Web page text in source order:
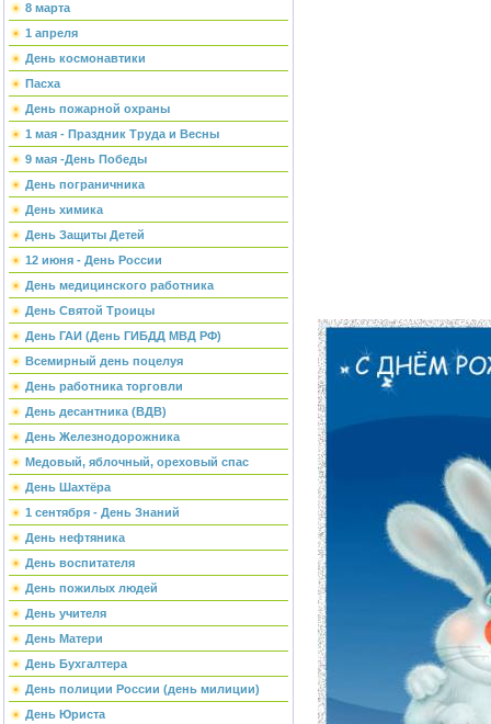
8 марта
1 апреля
День космонавтики
Пасха
День пожарной охраны
1 мая - Праздник Труда и Весны
9 мая -День Победы
День пограничника
День химика
День Защиты Детей
12 июня - День России
День медицинского работника
День Святой Троицы
День ГАИ (День ГИБДД МВД РФ)
Всемирный день поцелуя
День работника торговли
День десантника (ВДВ)
День Железнодорожника
Медовый, яблочный, ореховый спас
День Шахтёра
1 сентября - День Знаний
День нефтяника
День воспитателя
День пожилых людей
День учителя
День Матери
День Бухгалтера
День полиции России (день милиции)
День Юриста